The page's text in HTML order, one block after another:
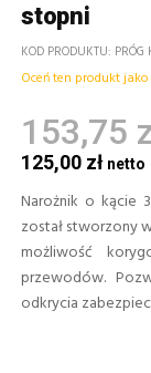
stopni
KOD PRODUKTU
Oceń ten produkt
153,75
125,00 zł
Narożnik o kącie
został stworzony
możliwość
przewodów.
odkrycia